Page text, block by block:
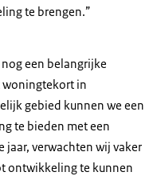
te brengen.”
een belangrijke
woningtekort in
gebied kunnen we een
te bieden met een
verwachten wij vaker
ontwikkeling te kunnen